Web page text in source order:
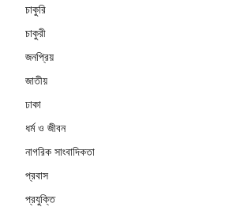
চাকুরি
চাকুরী
জনপ্রিয়
জাতীয়
ঢাকা
ধর্ম ও জীবন
নাগরিক সাংবাদিকতা
প্রবাস
প্রযুক্তি